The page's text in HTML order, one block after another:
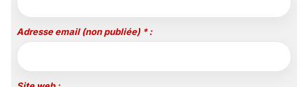
Adresse email (non publiée) * :